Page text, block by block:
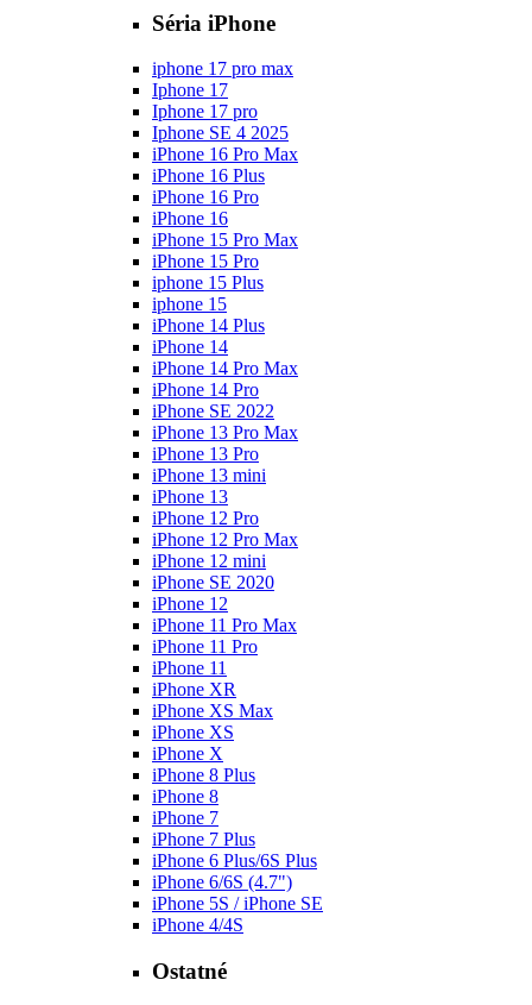
Séria iPhone
iphone 17 pro max
Iphone 17
Iphone 17 pro
Iphone SE 4 2025
iPhone 16 Pro Max
iPhone 16 Plus
iPhone 16 Pro
iPhone 16
iPhone 15 Pro Max
iPhone 15 Pro
iphone 15 Plus
iphone 15
iPhone 14 Plus
iPhone 14
iPhone 14 Pro Max
iPhone 14 Pro
iPhone SE 2022
iPhone 13 Pro Max
iPhone 13 Pro
iPhone 13 mini
iPhone 13
iPhone 12 Pro
iPhone 12 Pro Max
iPhone 12 mini
iPhone SE 2020
iPhone 12
iPhone 11 Pro Max
iPhone 11 Pro
iPhone 11
iPhone XR
iPhone XS Max
iPhone XS
iPhone X
iPhone 8 Plus
iPhone 8
iPhone 7
iPhone 7 Plus
iPhone 6 Plus/6S Plus
iPhone 6/6S (4.7")
iPhone 5S / iPhone SE
iPhone 4/4S
Ostatné